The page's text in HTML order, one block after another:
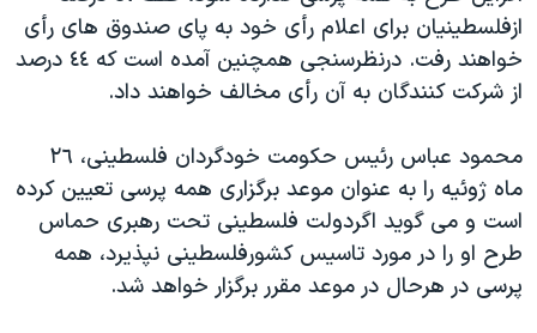
حقوق شهروندی
اقتصادی
علم و فناوری
اسرائیل در جنگ
گالری عکس
آرشیو پخش زنده
انتخابات ریاست جمهوری آمریکا ۲۰۲۴
حمله جمهوری اسلامی به اسرائیل
رمز مهسا
ورزش زنان در ایران
اعتراضات زن، زندگی، آزادی
مجموعه مستندهای دادخواهی
تریبونال مردمی آبان ۹۸
ازفلسطينيان برای اعلام رأی خود به پای صندوق های رأی
خواهند رفت. درنظرسنجی همچنين آمده است که ٤٤ درصد
از شرکت کنندگان به آن رأی مخالف خواهند داد.
محمود عباس رئيس حکومت خودگردان فلسطينی، ٢٦
ماه ژوئيه را به عنوان موعد برگزاری همه پرسی تعيين کرده
است و می گويد اگردولت فلسطينی تحت رهبری حماس
طرح او را در مورد تاسيس کشورفلسطينی نپذيرد، همه
پرسی در هرحال در موعد مقرر برگزار خواهد شد.